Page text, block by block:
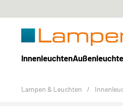
Innenleuchten
Lampen & Leuchten /